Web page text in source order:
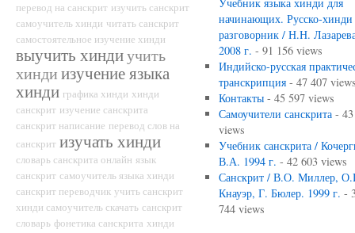
перевод на санскрит изучить санскрит
самоучитель хинди читать санскрит
самостоятельное изучение хинди
выучить хиндиучить
хиндиизучение языка
хинди графика хинди хинди
санскрит изучение санскрита
санскрит написание перевод слов на
санскрит изучать хинди
словарь санскрита онлайн язык
санскрит самоучитель языка хинди
санскрит переводчик учить санскрит
хинди самоучитель скачать санскрит
словарь фонетика санскрита хинди
начинающих. Русско-хинди
разговорник / Н.Н.
2008 г. - 91 156 views
Индийско-русская
транскрипция- 47 407
Контакты- 45 597 views
Самоучители санскрита- 43
views
Учебник санскрита /
В.А. 1994 г. - 42 603 views
Санскрит / В.О. Миллер,
Кнауэр, Г. Бюлер. 1999 г. -
744 views